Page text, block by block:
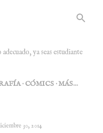
ya seas estudiante
CÓMICS MÁS…
30, 2014